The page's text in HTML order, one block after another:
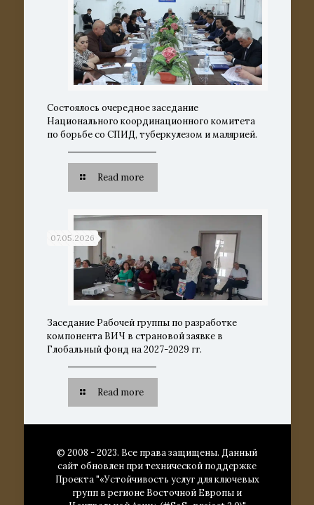
Состоялось очередное заседание
Национального координационного комитета
по борьбе со СПИД, туберкулезом и малярией.
Read more
07.05.2026
Заседание Рабочей группы по разработке
компонента ВИЧ в страновой заявке в
Глобальный фонд на 2027-2029 гг.
Read more
© 2008 - 2023. Все права защищены. Данный
сайт обновлен при технической поддержке
Проекта "«Устойчивость услуг для ключевых
групп в регионе Восточной Европы и